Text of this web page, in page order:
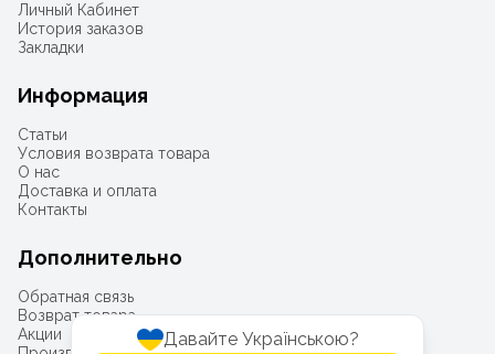
Давайте Українською?
Личный Кабинет
История заказов
Закладки
Информация
Статьи
Условия возврата товара
О нас
Доставка и оплата
Контакты
Дополнительно
Обратная связь
Возврат товара
Акции